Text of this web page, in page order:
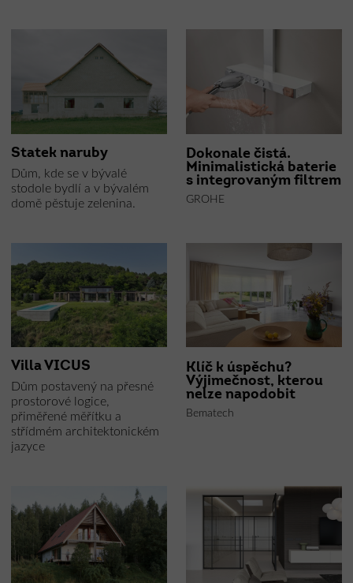
Statek naruby
Dům, kde se v bývalé
stodole bydlí a v bývalém
domě pěstuje zelenina.
Dokonale čistá.
Minimalistická baterie
s integrovaným filtrem
GROHE
Villa VICUS
Dům postavený na přesné
prostorové logice,
přiměřené měřítku a
střídmém architektonickém
jazyce
Klíč k úspěchu?
Výjimečnost, kterou
nelze napodobit
Bematech